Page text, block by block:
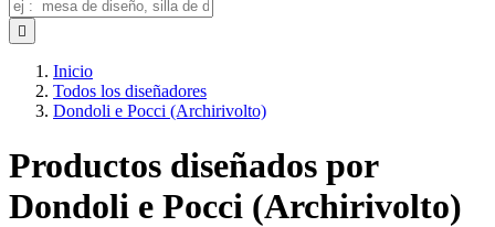

Inicio
Todos los diseñadores
Dondoli e Pocci (Archirivolto)
Productos diseñados por
Dondoli e Pocci (Archirivolto)